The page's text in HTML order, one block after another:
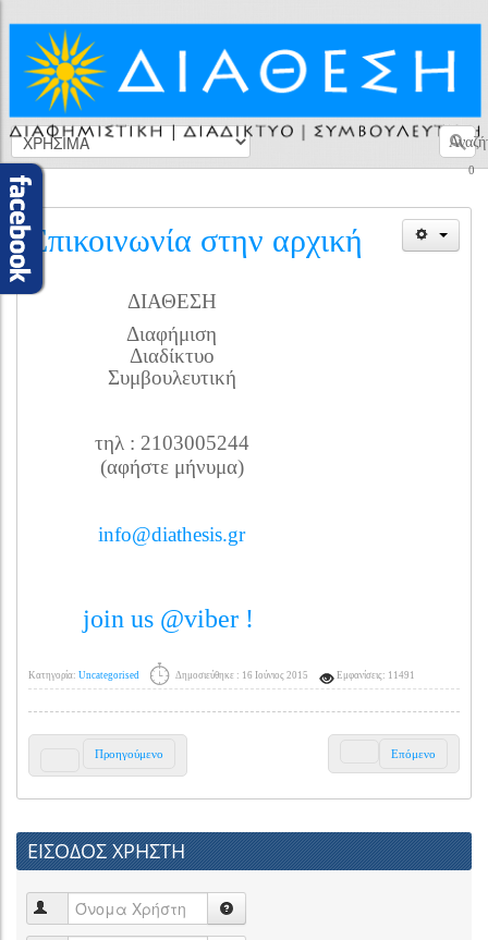
0
Επικοινωνία στην αρχική
ΔΙΑΘΕΣΗ
Διαφήμιση
Διαδίκτυο
Συμβουλευτική
τηλ : 2103005244
(αφήστε μήνυμα)
info@diathesis.gr
join us @viber !
Κατηγορία: Uncategorised Δημοσιεύθηκε : 16 Ιούνιος 2015 Εμφανίσεις: 11491
Προηγούμενο Επόμενο
ΕΙΣΟΔΟΣ ΧΡΗΣΤΗ